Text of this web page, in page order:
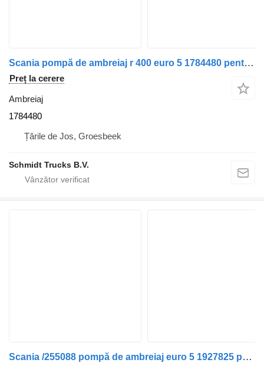
Scania pompă de ambreiaj r 400 euro 5 1784480 pentru camion
Preț la cerere
Ambreiaj
1784480
Țările de Jos, Groesbeek
Schmidt Trucks B.V.
Scania /255088 pompă de ambreiaj euro 5 1927825 pentru camion